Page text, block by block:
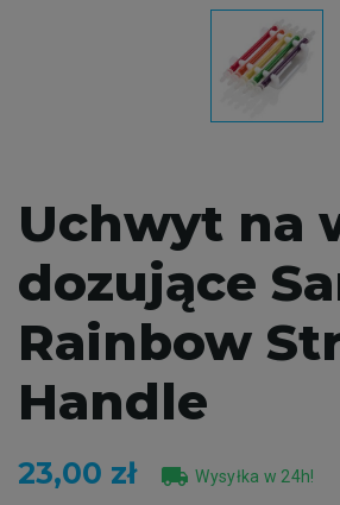
Uchwyt na
dozujące
Rainbow
Handle
23,00 zł local_shipping Wysyłka w 24h!